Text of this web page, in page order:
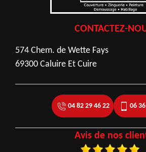
CONTACTEZ-
574 Chem. de Wette Fays
69300 Caluire Et Cuire
04 82 29 46 22 06
Avis de nos